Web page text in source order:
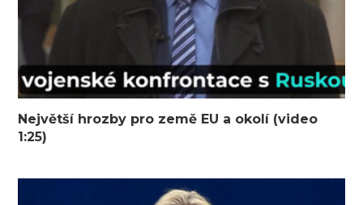
Největší hrozby pro země EU a okolí (video
1:25)